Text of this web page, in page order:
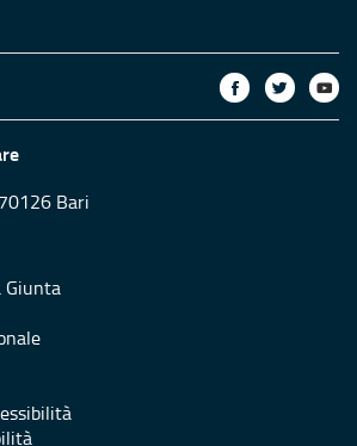
Bari
Giunta